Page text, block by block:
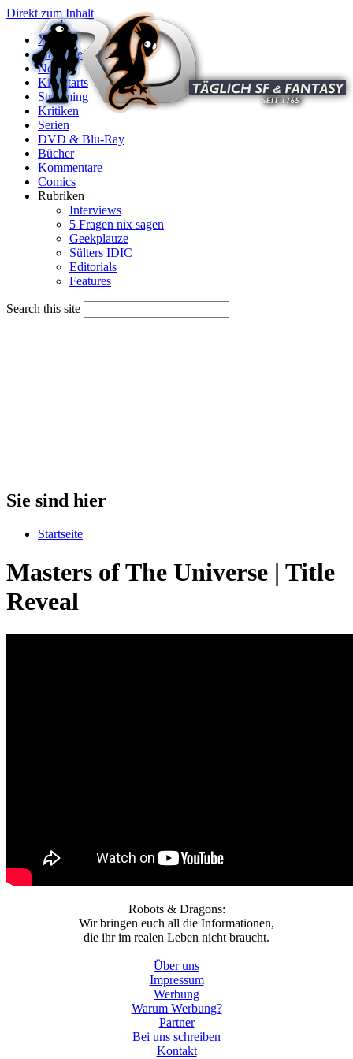
Direkt zum Inhalt
X
Startseite
News
Kinostarts
Streaming
Kritiken
Serien
DVD & Blu-Ray
Bücher
Kommentare
Comics
Rubriken
Interviews
5 Fragen nix sagen
Geekplauze
Sülters IDIC
Editorials
Features
Search this site
Sie sind hier
Startseite
Masters of The Universe | Title
Reveal
Robots & Dragons:
Wir bringen euch all die Informationen,
die ihr im realen Leben nicht braucht.
Über uns
Impressum
Werbung
Warum Werbung?
Partner
Bei uns schreiben
Kontakt